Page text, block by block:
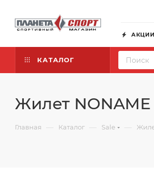
АКЦИИ
КАТАЛОГ
Жилет NONAME
Главная — Каталог — Sale —